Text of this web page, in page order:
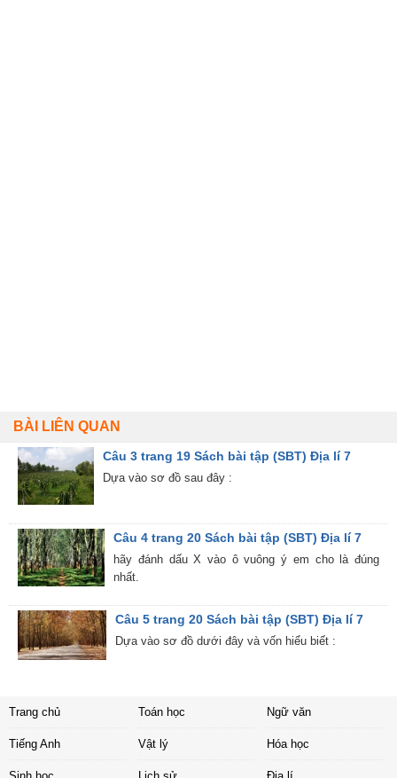
BÀI LIÊN QUAN
Câu 3 trang 19 Sách bài tập (SBT) Địa lí 7
Dựa vào sơ đồ sau đây :
Câu 4 trang 20 Sách bài tập (SBT) Địa lí 7
hãy đánh dấu X vào ô vuông ý em cho là đúng
nhất.
Câu 5 trang 20 Sách bài tập (SBT) Địa lí 7
Dựa vào sơ đồ dưới đây và vốn hiểu biết :
Trang chủ Toán học Ngữ văn
Tiếng Anh Vật lý Hóa học